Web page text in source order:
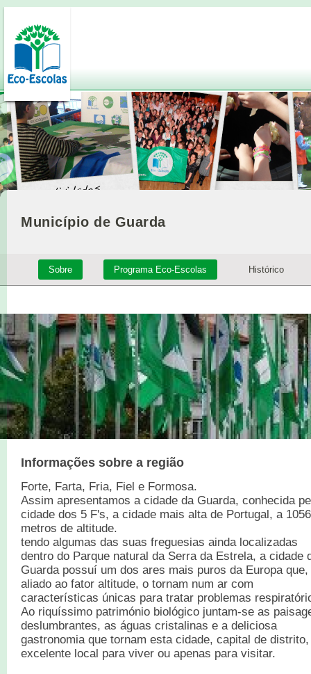
Município de Guarda
Sobre Programa Eco-Escolas Histórico
Informações sobre a região
Forte, Farta, Fria, Fiel e Formosa.
Assim apresentamos a cidade da Guarda, conhecida
cidade dos 5 F's, a cidade mais alta de Portugal, a 1056
metros de altitude.
tendo algumas das suas freguesias ainda localizadas
dentro do Parque natural da Serra da Estrela, a cidade
Guarda possuí um dos ares mais puros da Europa que,
aliado ao fator altitude, o tornam num ar com
características únicas para tratar problemas
Ao riquíssimo património biológico juntam-se as
deslumbrantes, as águas cristalinas e a deliciosa
gastronomia que tornam esta cidade, capital de
excelente local para viver ou apenas para visitar.